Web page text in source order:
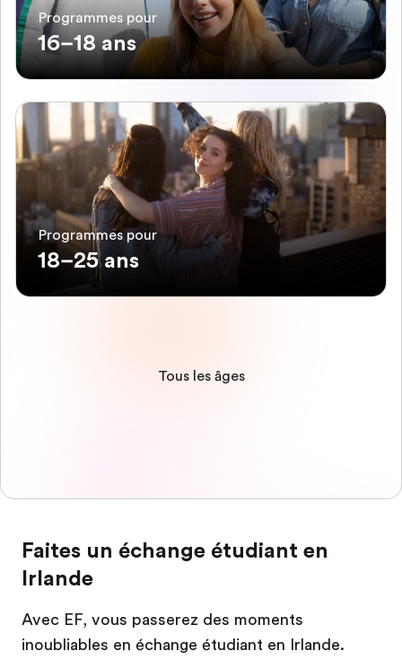
Programmes pour
16–18 ans
Programmes pour
18–25 ans
Tous les âges
Faites un échange étudiant en
Irlande
Avec EF, vous passerez des moments
inoubliables en échange étudiant en Irlande.